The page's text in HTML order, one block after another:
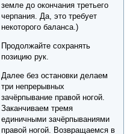
земле до окончания третьего
черпания. Да, это требует
некоторого баланса.)
Продолжайте сохранять
позицию рук.
Далее без остановки делаем
три непрерывных
зачёрпывание правой ногой.
Заканчиваем тремя
единичными зачёрпываниями
правой ногой. Возвращаемся в